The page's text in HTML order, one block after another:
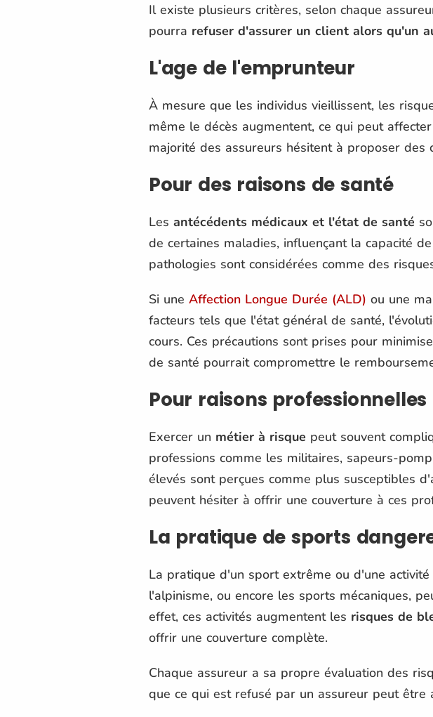
Il existe plusieurs critères, selon chaque
pourra refuser d'assurer un client alors qu'un
L'age de l'emprunteur
À mesure que les individus vieillissent, les
même le décès augmentent, ce qui peut
majorité des assureurs hésitent à proposer
Pour des raisons de santé
Les antécédents médicaux et l'état de santé
de certaines maladies, influençant la capacité
pathologies sont considérées comme des
Si une Affection Longue Durée (ALD) ou une
facteurs tels que l'état général de santé,
cours. Ces précautions sont prises pour
de santé pourrait compromettre le
Pour raisons professionnelles
Exercer un métier à risque peut souvent
professions comme les militaires, sapeurs-
élevés sont perçues comme plus susceptibles
peuvent hésiter à offrir une couverture à ces
La pratique de sports
La pratique d'un sport extrême ou d'une
l'alpinisme, ou encore les sports mécaniques,
effet, ces activités augmentent les risques de
offrir une couverture complète.
Chaque assureur a sa propre évaluation des
que ce qui est refusé par un assureur peut être